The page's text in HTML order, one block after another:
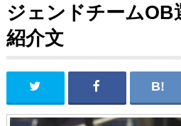
ジェンドチームOB
紹介文